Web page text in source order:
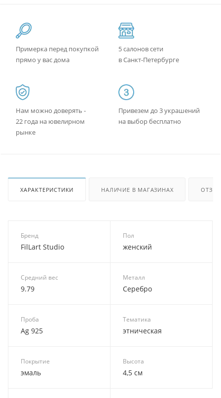
Примерка перед покупкой
прямо у вас дома
5 салонов сети
в Санкт-Петербурге
Нам можно доверять -
22 года на ювелирном
рынке
Привезем до 3 украшений
на выбор бесплатно
ХАРАКТЕРИСТИКИ НАЛИЧИЕ В МАГАЗИНАХ
Бренд
FilLart Studio
Пол
женский
Средний вес
9.79
Металл
Серебро
Проба
Ag 925
Тематика
этническая
Покрытие
эмаль
Высота
4,5 см